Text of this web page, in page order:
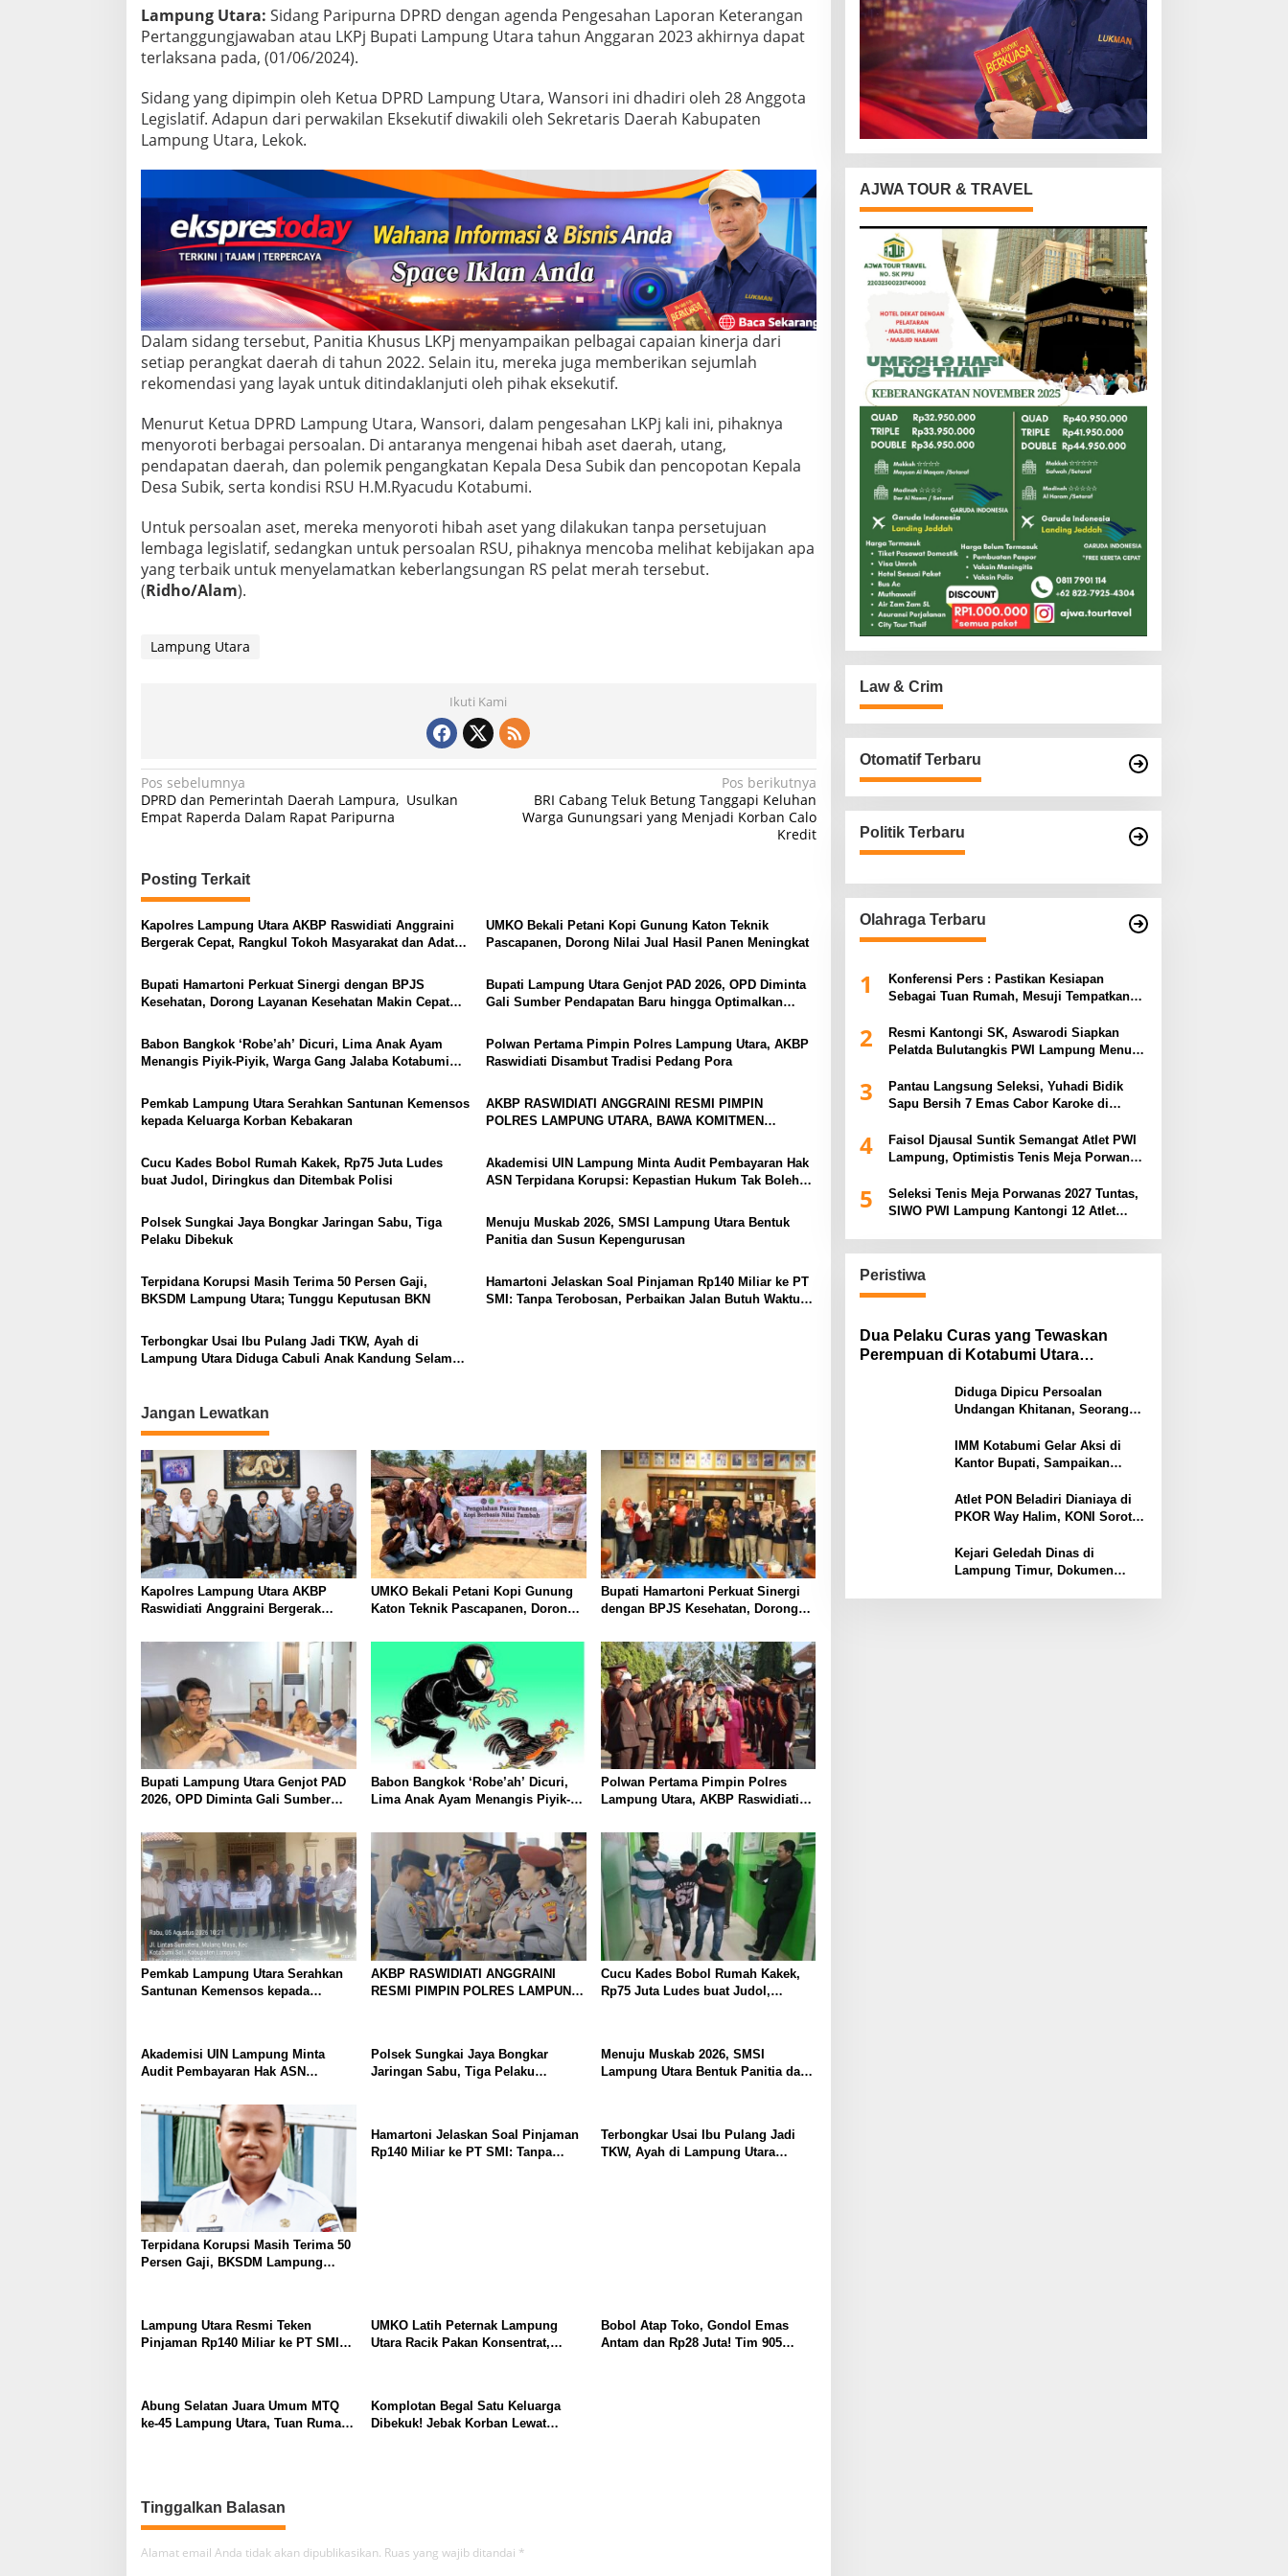
P
J
B
p
t
h
u
n
A
n
g
g
a
r
a
n
2
2
Lampung Utara: Sidang Paripurna DPRD dengan agenda Pengesahan Laporan Keterangan
Pertanggungjawaban atau LKPj Bupati Lampung Utara tahun Anggaran 2023 akhirnya dapat
terlaksana pada, (01/06/2024).
Sidang yang dipimpin oleh Ketua DPRD Lampung Utara, Wansori ini dhadiri oleh 28 Anggota
Legislatif. Adapun dari perwakilan Eksekutif diwakili oleh Sekretaris Daerah Kabupaten
Lampung Utara, Lekok.
Dalam sidang tersebut, Panitia Khusus LKPj menyampaikan pelbagai capaian kinerja dari
setiap perangkat daerah di tahun 2022. Selain itu, mereka juga memberikan sejumlah
rekomendasi yang layak untuk ditindaklanjuti oleh pihak eksekutif.
Menurut Ketua DPRD Lampung Utara, Wansori, dalam pengesahan LKPj kali ini, pihaknya
menyoroti berbagai persoalan. Di antaranya mengenai hibah aset daerah, utang,
pendapatan daerah, dan polemik pengangkatan Kepala Desa Subik dan pencopotan Kepala
Desa Subik, serta kondisi RSU H.M.Ryacudu Kotabumi.
Untuk persoalan aset, mereka menyoroti hibah aset yang dilakukan tanpa persetujuan
lembaga legislatif, sedangkan untuk persoalan RSU, pihaknya mencoba melihat kebijakan apa
yang terbaik untuk menyelamatkan keberlangsungan RS pelat merah tersebut.
(Ridho/Alam).
Lampung Utara
Ikuti Kami
N
a
i
g
a
s
i
p
s
Pos sebelumnya
DPRD dan Pemerintah Daerah Lampura, Usulkan
Empat Raperda Dalam Rapat Paripurna
Pos berikutnya
BRI Cabang Teluk Betung Tanggapi Keluhan
Warga Gunungsari yang Menjadi Korban Calo
Kredit
Posting Terkait
Kapolres Lampung Utara AKBP Raswidiati Anggraini
Bergerak Cepat, Rangkul Tokoh Masyarakat dan Adat
UMKO Bekali Petani Kopi Gunung Katon Teknik
Pascapanen, Dorong Nilai Jual Hasil Panen Meningkat
Bupati Hamartoni Perkuat Sinergi dengan BPJS
Kesehatan, Dorong Layanan Kesehatan Makin Cepat
Bupati Lampung Utara Genjot PAD 2026, OPD Diminta
Gali Sumber Pendapatan Baru hingga Optimalkan
Babon Bangkok ‘Robe’ah’ Dicuri, Lima Anak Ayam
Menangis Piyik-Piyik, Warga Gang Jalaba Kotabumi
Polwan Pertama Pimpin Polres Lampung Utara, AKBP
Raswidiati Disambut Tradisi Pedang Pora
Pemkab Lampung Utara Serahkan Santunan Kemensos
kepada Keluarga Korban Kebakaran
AKBP RASWIDIATI ANGGRAINI RESMI PIMPIN
POLRES LAMPUNG UTARA, BAWA KOMITMEN
Cucu Kades Bobol Rumah Kakek, Rp75 Juta Ludes
buat Judol, Diringkus dan Ditembak Polisi
Akademisi UIN Lampung Minta Audit Pembayaran Hak
ASN Terpidana Korupsi: Kepastian Hukum Tak Boleh
Polsek Sungkai Jaya Bongkar Jaringan Sabu, Tiga
Pelaku Dibekuk
Menuju Muskab 2026, SMSI Lampung Utara Bentuk
Panitia dan Susun Kepengurusan
Terpidana Korupsi Masih Terima 50 Persen Gaji,
BKSDM Lampung Utara; Tunggu Keputusan BKN
Hamartoni Jelaskan Soal Pinjaman Rp140 Miliar ke PT
SMI: Tanpa Terobosan, Perbaikan Jalan Butuh Waktu
Terbongkar Usai Ibu Pulang Jadi TKW, Ayah di
Lampung Utara Diduga Cabuli Anak Kandung Selama
Jangan Lewatkan
Kapolres Lampung Utara AKBP
Raswidiati Anggraini Bergerak
dan Adat Perkuat Kamtibmas
UMKO Bekali Petani Kopi Gunung
Katon Teknik Pascapanen, Dorong
Bupati Hamartoni Perkuat Sinergi
dengan BPJS Kesehatan, Dorong
dan Mudah
Bupati Lampung Utara Genjot PAD
2026, OPD Diminta Gali Sumber
Optimalkan PBB-P2
Babon Bangkok ‘Robe’ah’ Dicuri,
Lima Anak Ayam Menangis Piyik-
Heboh
Polwan Pertama Pimpin Polres
Lampung Utara, AKBP Raswidiati
Pemkab Lampung Utara Serahkan
Santunan Kemensos kepada
AKBP RASWIDIATI ANGGRAINI
RESMI PIMPIN POLRES LAMPUNG
Cucu Kades Bobol Rumah Kakek,
Rp75 Juta Ludes buat Judol,
Akademisi UIN Lampung Minta
Audit Pembayaran Hak ASN
Hukum Tak Boleh Berlarut
Polsek Sungkai Jaya Bongkar
Jaringan Sabu, Tiga Pelaku
Menuju Muskab 2026, SMSI
Lampung Utara Bentuk Panitia dan
Terpidana Korupsi Masih Terima 50
Persen Gaji, BKSDM Lampung
Hamartoni Jelaskan Soal Pinjaman
Rp140 Miliar ke PT SMI: Tanpa
Terbongkar Usai Ibu Pulang Jadi
TKW, Ayah di Lampung Utara
Lampung Utara Resmi Teken
Pinjaman Rp140 Miliar ke PT SMI
UMKO Latih Peternak Lampung
Utara Racik Pakan Konsentrat,
Bobol Atap Toko, Gondol Emas
Antam dan Rp28 Juta! Tim 905
Abung Selatan Juara Umum MTQ
ke-45 Lampung Utara, Tuan Rumah
Komplotan Begal Satu Keluarga
Dibekuk! Jebak Korban Lewat
Tinggalkan Balasan
Alamat email Anda tidak akan dipublikasikan. Ruas yang wajib ditandai *
AJWA TOUR & TRAVEL
Law & Crim
Otomatif Terbaru
Politik Terbaru
Olahraga Terbaru
1
Konferensi Pers : Pastikan Kesiapan
Sebagai Tuan Rumah, Mesuji Tempatkan
Piala Gubernur Lampung
2
Resmi Kantongi SK, Aswarodi Siapkan
Pelatda Bulutangkis PWI Lampung Menuju
3
Pantau Langsung Seleksi, Yuhadi Bidik
Sapu Bersih 7 Emas Cabor Karoke di
4
Faisol Djausal Suntik Semangat Atlet PWI
Lampung, Optimistis Tenis Meja Porwanas
5
Seleksi Tenis Meja Porwanas 2027 Tuntas,
SIWO PWI Lampung Kantongi 12 Atlet
Peristiwa
Dua Pelaku Curas yang Tewaskan
Perempuan di Kotabumi Utara
Diduga Dipicu Persoalan
Undangan Khitanan, Seorang
Tertembak
IMM Kotabumi Gelar Aksi di
Kantor Bupati, Sampaikan
Pemkab Lampung Utara
Atlet PON Beladiri Dianiaya di
PKOR Way Halim, KONI Soroti
Kawasan
Kejari Geledah Dinas di
Lampung Timur, Dokumen